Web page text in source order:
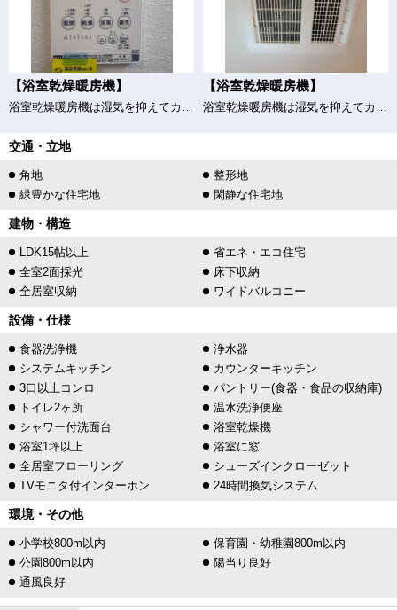
【浴室乾燥暖房機】
浴室乾燥暖房機は湿気を抑えてカビ対策に効果的。洗濯物の乾燥にも使えるので、雨の日や花粉の季節も安心です。冬場は浴室を暖め、快適なバスタイムをサポートします。
【浴室乾燥暖房機】
浴室乾燥暖房機は湿気を抑えてカビ対策に効果的。洗濯物の乾燥にも使えるので、雨の日や花粉の季節も安心です。冬場は浴室を暖め、快適なバスタイムをサポートします。
交通・立地
角地
整形地
緑豊かな住宅地
閑静な住宅地
建物・構造
LDK15帖以上
省エネ・エコ住宅
全室2面採光
床下収納
全居室収納
ワイドバルコニー
設備・仕様
食器洗浄機
浄水器
システムキッチン
カウンターキッチン
3口以上コンロ
パントリー(食器・食品の収納庫)
トイレ2ヶ所
温水洗浄便座
シャワー付洗面台
浴室乾燥機
浴室1坪以上
浴室に窓
全居室フローリング
シューズインクローゼット
TVモニタ付インターホン
24時間換気システム
環境・その他
小学校800m以内
保育園・幼稚園800m以内
公園800m以内
陽当り良好
通風良好